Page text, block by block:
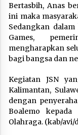
Bertasbih, Anas
ini maka
Sedangkan
Games,
mengharapkan
bagi bangsa dan
Kegiatan JSN
Kalimantan,
dengan
Boalemo
Olahraga. (kab/avi/